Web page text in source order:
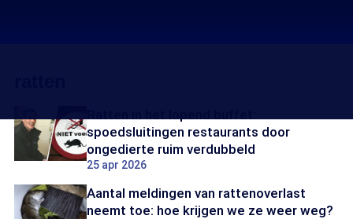
spoedsluitingen restaurants door
ongedierte ruim verdubbeld
25 apr 2026
Aantal meldingen van rattenoverlast
neemt toe: hoe krijgen we ze weer weg?